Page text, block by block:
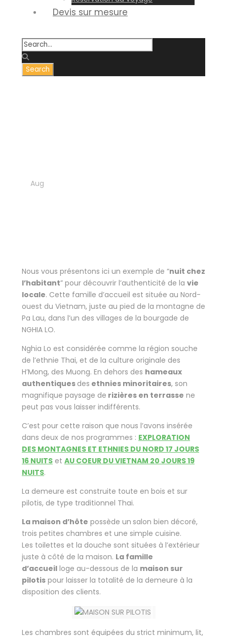
Devis sur mesure
Aug
Nous vous présentons ici un exemple de “nuit chez
l’habitant” pour découvrir l’authenticité de la vie
locale. Cette famille d’accueil est située au Nord-
ouest du Vietnam, juste au pied de la montagne de
Pa Lau, dans l’un des villages de la bourgade de
NGHIA LO.
Nghia Lo est considérée comme la région souche
de l’ethnie Thai, et de la culture originale des
H’Mong, des Muong. En dehors des hameaux
authentiques des ethnies minoritaires, son
magnifique paysage de rizières en terrasse ne
peut pas vous laisser indifférents.
C’est pour cette raison que nous l’avons insérée
dans deux de nos programmes : EXPLORATION
DES MONTAGNES ET ETHNIES DU NORD 17 JOURS
16 NUITS et AU COEUR DU VIETNAM 20 JOURS 19
NUITS.
La demeure est construite toute en bois et sur
pilotis, de type traditionnel Thai.
La maison d’hôte possède un salon bien décoré,
trois petites chambres et une simple cuisine.
Les toilettes et la douche sont situées à l’extérieur
juste à côté de la maison. La famille
d’accueil loge au-dessous de la maison sur
pilotis pour laisser la totalité de la demeure à la
disposition des clients.
Les chambres sont équipées du strict minimum, lit,